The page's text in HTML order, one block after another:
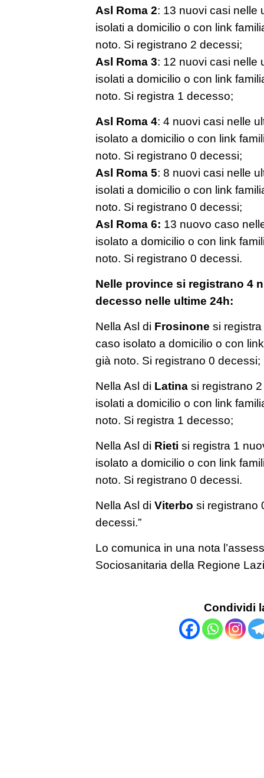
Asl Roma 2: 13 nuovi casi nelle
isolati a domicilio o con link
noto. Si registrano 2 decessi;
Asl Roma 3: 12 nuovi casi nelle
isolati a domicilio o con link
noto. Si registra 1 decesso;
Asl Roma 4: 4 nuovi casi nelle
isolato a domicilio o con link
noto. Si registrano 0 decessi;
Asl Roma 5: 8 nuovi casi nelle
isolati a domicilio o con link
noto. Si registrano 0 decessi;
Asl Roma 6: 13 nuovo caso
isolato a domicilio o con link
noto. Si registrano 0 decessi.
Nelle province si registrano 4
decesso nelle ultime 24h:
Nella Asl di Frosinone si
caso isolato a domicilio o con
già noto. Si registrano 0 decessi;
Nella Asl di Latina si registrano
isolati a domicilio o con link
noto. Si registra 1 decesso;
Nella Asl di Rieti si registra 1
isolato a domicilio o con link
noto. Si registrano 0 decessi.
Nella Asl di Viterbo si registrano
decessi.”
Lo comunica in una nota
Sociosanitaria della Regione
Condividi